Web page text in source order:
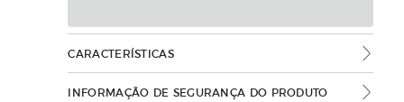
CARACTERÍSTICAS
INFORMAÇÃO DE SEGURANÇA DO PRODUTO